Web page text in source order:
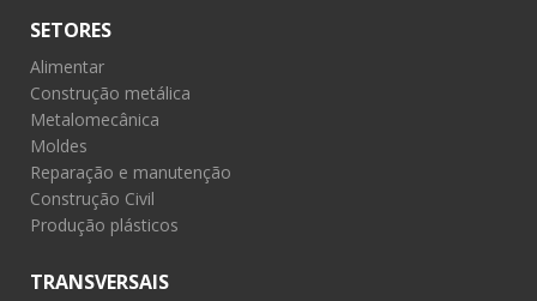
SETORES
Alimentar
Construção metálica
Metalomecânica
Moldes
Reparação e manutenção
Construção Civil
Produção plásticos
TRANSVERSAIS